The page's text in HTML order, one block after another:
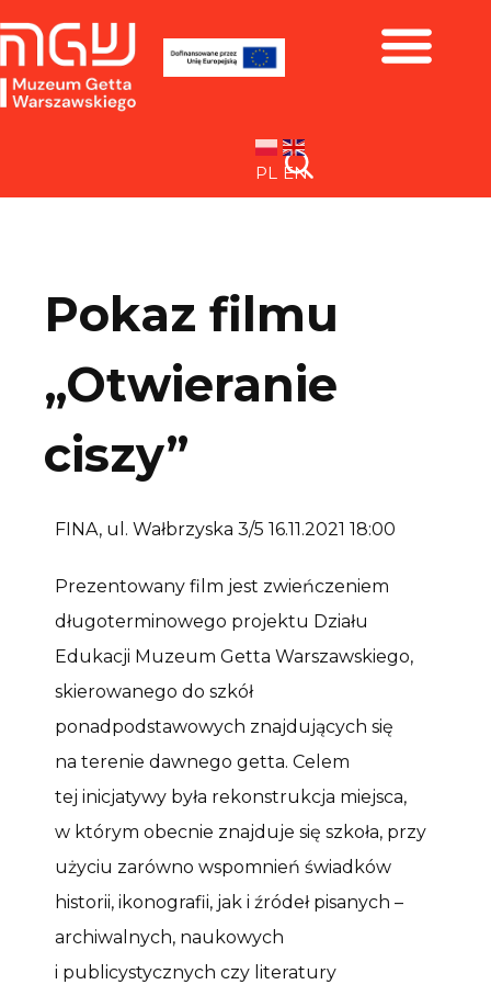
PL EN
Pokaz filmu
„Otwieranie
ciszy”
FINA, ul. Wałbrzyska 3/5 16.11.2021 18:00
Prezentowany film jest zwieńczeniem
długoterminowego projektu Działu
Edukacji Muzeum Getta Warszawskiego,
skierowanego do szkół
ponadpodstawowych znajdujących się
na terenie dawnego getta. Celem
tej inicjatywy była rekonstrukcja miejsca,
w którym obecnie znajduje się szkoła, przy
użyciu zarówno wspomnień świadków
historii, ikonografii, jak i źródeł pisanych –
archiwalnych, naukowych
i publicystycznych czy literatury